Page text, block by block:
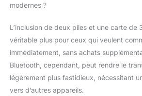
délicates
moments
d'un
une
Leur
des
modernes ?
L’inclusion de deux piles et une carte de
véritable plus pour ceux qui veulent
immédiatement, sans achats
Bluetooth, cependant, peut rendre le
légèrement plus fastidieux, nécessitant
vers d’autres appareils.